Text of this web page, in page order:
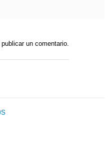
un comentario.